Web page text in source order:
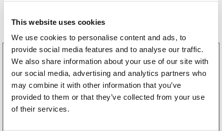
This website uses cookies
We use cookies to personalise content and ads, to
provide social media features and to analyse our traffic.
We also share information about your use of our site with
our social media, advertising and analytics partners who
may combine it with other information that you’ve
provided to them or that they’ve collected from your use
of their services.
Bestselgere
3160052
LGF skilt Selvklebende
256kr (205kr eks. mva)